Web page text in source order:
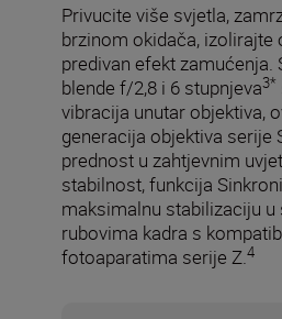
Privucite više svjetla,
brzinom okidača, izolirajte
predivan efekt
blende f/2,8 i 6 stupnjeva3*
vibracija unutar objektiva,
generacija objektiva serije
prednost u zahtjevnim
stabilnost, funkcija
maksimalnu stabilizaciju u
rubovima kadra s
fotoaparatima serije Z.4